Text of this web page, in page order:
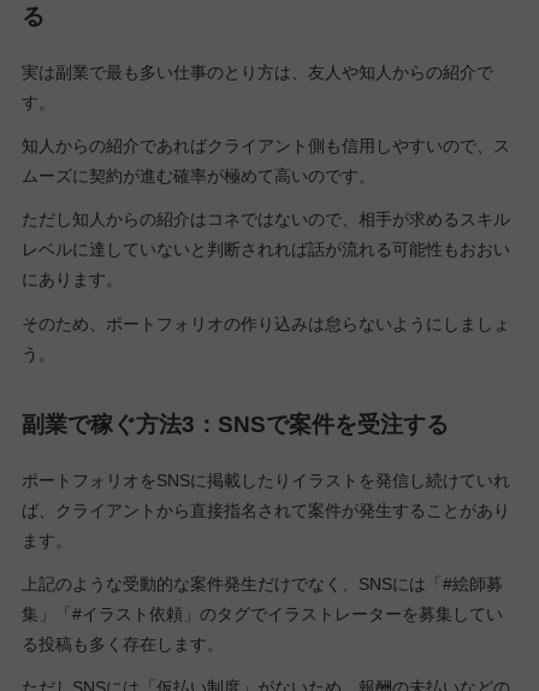
る
実は副業で最も多い仕事のとり方は、友人や知人からの紹介で
す。
知人からの紹介であればクライアント側も信用しやすいので、ス
ムーズに契約が進む確率が極めて高いのです。
ただし知人からの紹介はコネではないので、相手が求めるスキル
レベルに達していないと判断されれば話が流れる可能性もおおい
にあります。
そのため、ポートフォリオの作り込みは怠らないようにしましょ
う。
副業で稼ぐ方法3：SNSで案件を受注する
ポートフォリオをSNSに掲載したりイラストを発信し続けていれ
ば、クライアントから直接指名されて案件が発生することがあり
ます。
上記のような受動的な案件発生だけでなく、SNSには「#絵師募
集」「#イラスト依頼」のタグでイラストレーターを募集してい
る投稿も多く存在します。